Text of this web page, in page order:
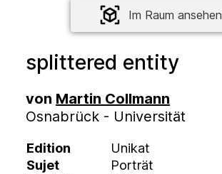
Im Raum ansehen
splittered entity
von Martin Collmann
Osnabrück - Universität
Edition
Unikat
Sujet
Porträt